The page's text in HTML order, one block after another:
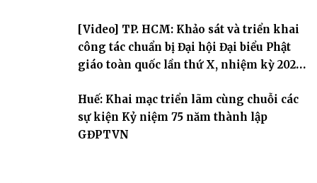
[Video] TP. HCM: Khảo sát và triển khai
công tác chuẩn bị Đại hội Đại biểu Phật
giáo toàn quốc lần thứ X, nhiệm kỳ 2026-
Huế: Khai mạc triển lãm cùng chuỗi các
sự kiện Kỷ niệm 75 năm thành lập
GĐPTVN